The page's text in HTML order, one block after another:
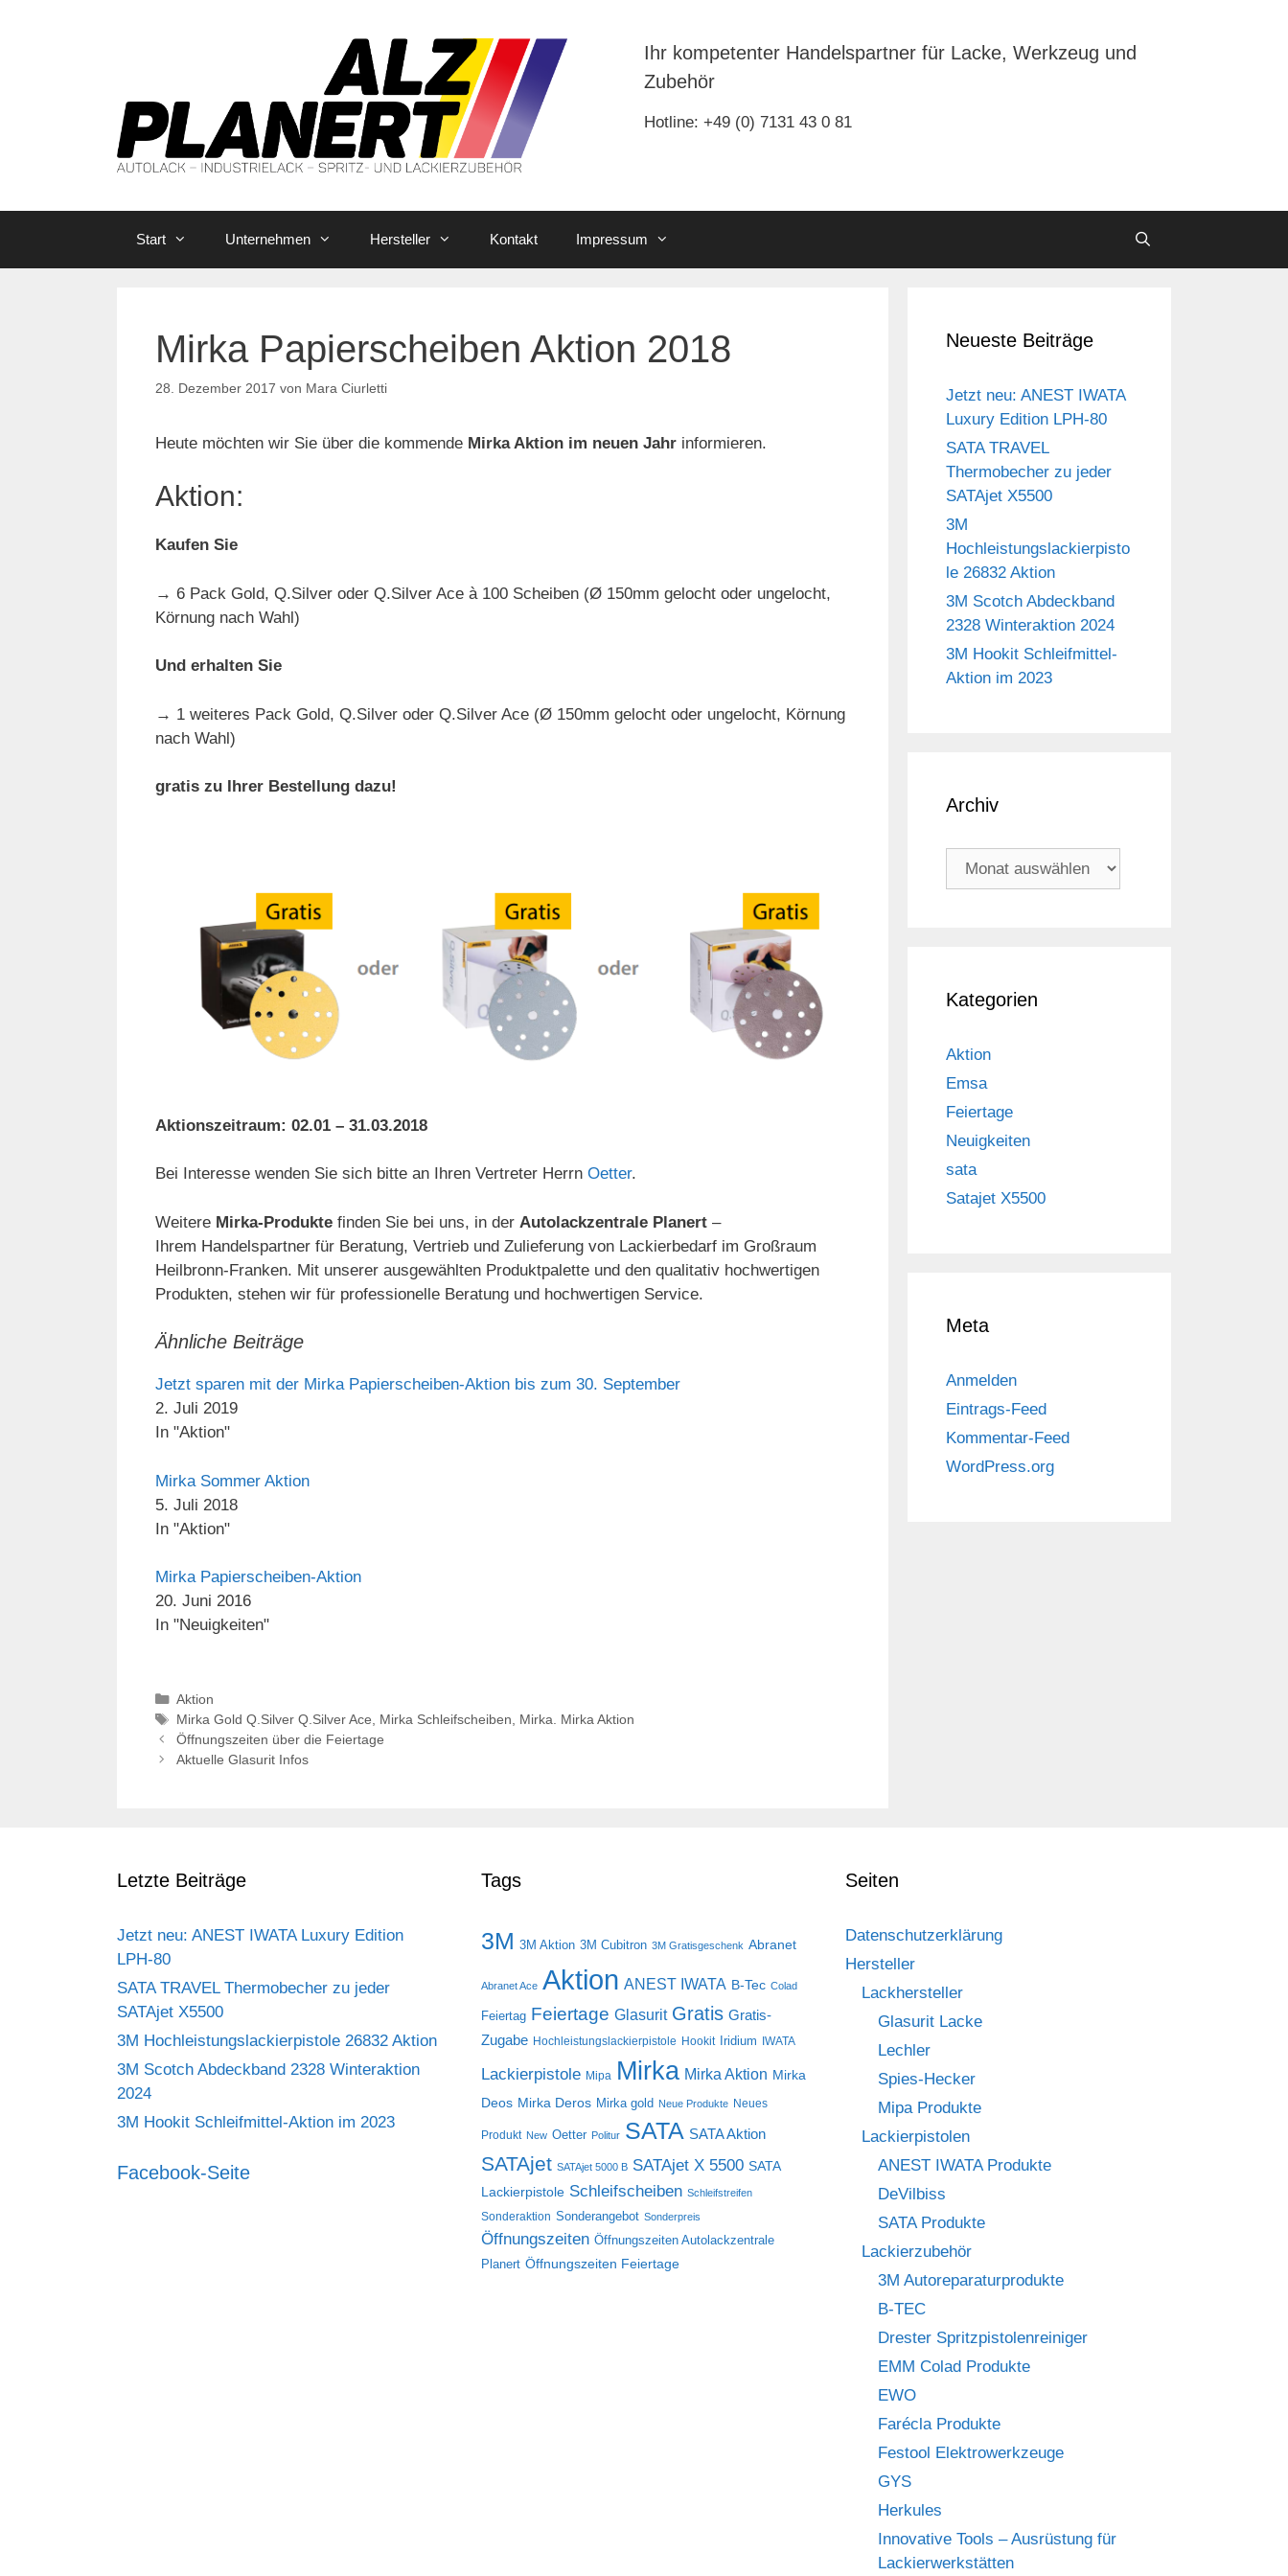
Ihr kompetenter Handelspartner für Lacke, Werkzeug und
Zubehör
Hotline: +49 (0) 7131 43 0 81
Start Unternehmen Hersteller Kontakt Impressum
Mirka Papierscheiben Aktion 2018
28. Dezember 2017 von Mara Ciurletti
Heute möchten wir Sie über die kommende Mirka Aktion im neuen Jahr informieren.
Aktion:
Kaufen Sie
→ 6 Pack Gold, Q.Silver oder Q.Silver Ace à 100 Scheiben (Ø 150mm gelocht oder ungelocht,
Körnung nach Wahl)
Und erhalten Sie
→ 1 weiteres Pack Gold, Q.Silver oder Q.Silver Ace (Ø 150mm gelocht oder ungelocht, Körnung
nach Wahl)
gratis zu Ihrer Bestellung dazu!
Aktionszeitraum: 02.01 – 31.03.2018
Bei Interesse wenden Sie sich bitte an Ihren Vertreter Herrn Oetter.
Weitere Mirka-Produkte finden Sie bei uns, in der Autolackzentrale Planert –
Ihrem Handelspartner für Beratung, Vertrieb und Zulieferung von Lackierbedarf im Großraum
Heilbronn-Franken. Mit unserer ausgewählten Produktpalette und den qualitativ hochwertigen
Produkten, stehen wir für professionelle Beratung und hochwertigen Service.
Ähnliche Beiträge
Jetzt sparen mit der Mirka Papierscheiben-Aktion bis zum 30. September
2. Juli 2019
In "Aktion"
Mirka Sommer Aktion
5. Juli 2018
In "Aktion"
Mirka Papierscheiben-Aktion
20. Juni 2016
In "Neuigkeiten"
Kategorien
Aktion
Schlagwörter
Mirka Gold Q.Silver Q.Silver Ace Mirka Schleifscheiben
Mirka. Mirka Aktion
Öffnungszeiten über die Feiertage
Aktuelle Glasurit Infos
Neueste Beiträge
Jetzt neu: ANEST IWATA
Luxury Edition LPH-80
SATA TRAVEL
Thermobecher zu jeder
SATAjet X5500
3M
Hochleistungslackierpisto
le 26832 Aktion
3M Scotch Abdeckband
2328 Winteraktion 2024
3M Hookit Schleifmittel-
Aktion im 2023
Archiv
Archiv
Kategorien
Aktion
Emsa
Feiertage
Neuigkeiten
sata
Satajet X5500
Meta
Anmelden
Eintrags-Feed
Kommentar-Feed
WordPress.org
Letzte Beiträge
Jetzt neu: ANEST IWATA Luxury Edition
LPH-80
SATA TRAVEL Thermobecher zu jeder
SATAjet X5500
3M Hochleistungslackierpistole 26832 Aktion
3M Scotch Abdeckband 2328 Winteraktion
2024
3M Hookit Schleifmittel-Aktion im 2023
Facebook-Seite
Tags
3M 3M Aktion 3M Cubitron 3M Gratisgeschenk Abranet
Abranet Ace Aktion ANEST IWATA B-Tec Colad
Feiertag Feiertage Glasurit Gratis Gratis-
Zugabe Hochleistungslackierpistole Hookit Iridium IWATA
Lackierpistole Mipa Mirka Mirka Aktion Mirka
Deos Mirka Deros Mirka gold Neue Produkte Neues
Produkt New Oetter Politur SATA SATA Aktion
SATAjet SATAjet 5000 B SATAjet X 5500 SATA
Lackierpistole Schleifscheiben Schleifstreifen
Sonderaktion Sonderangebot Sonderpreis
Öffnungszeiten Öffnungszeiten Autolackzentrale
Planert Öffnungszeiten Feiertage
Seiten
Datenschutzerklärung
Hersteller
Lackhersteller
Glasurit Lacke
Lechler
Spies-Hecker
Mipa Produkte
Lackierpistolen
ANEST IWATA Produkte
DeVilbiss
SATA Produkte
Lackierzubehör
3M Autoreparaturprodukte
B-TEC
Drester Spritzpistolenreiniger
EMM Colad Produkte
EWO
Farécla Produkte
Festool Elektrowerkzeuge
GYS
Herkules
Innovative Tools – Ausrüstung für
Lackierwerkstätten